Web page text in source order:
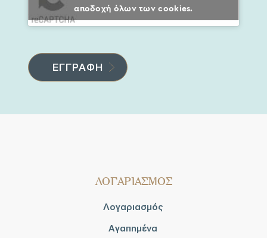
αποδοχή όλων των cookies.
ΛΟΓΑΡΙΑΣΜΟΣ
Λογαριασμός
Αγαπημένα